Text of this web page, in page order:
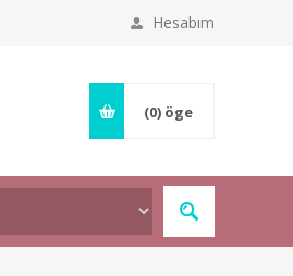
Hesabım
(0) öge